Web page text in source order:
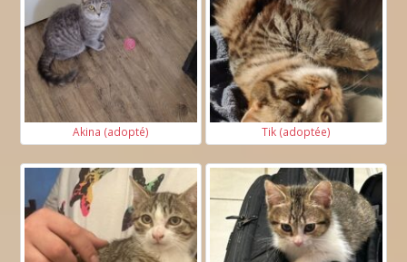
Akina (adopté) Tik (adoptée)